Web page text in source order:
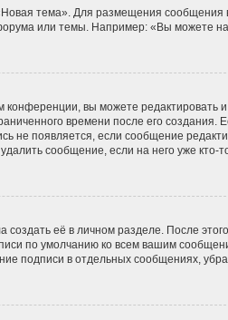
тема». Для размещения сообщения
или темы. Например: «Вы можете
вы можете
времени после его
не появляется, если сообщение
сообщение, если на него уже кто-
её в личном разделе. После
по умолчанию ко всем вашим
подписи в отдельных сообщениях,